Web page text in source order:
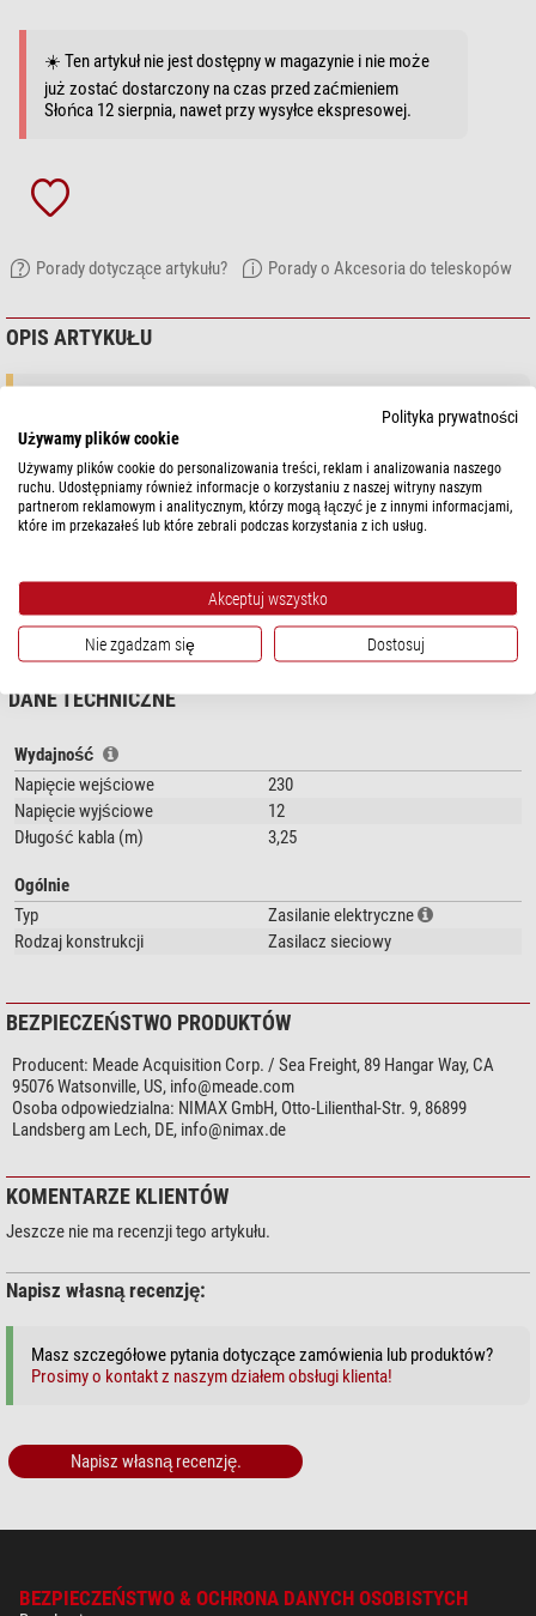
☀️ Ten artykuł nie jest dostępny w magazynie i nie może
już zostać dostarczony na czas przed zaćmieniem
Słońca 12 sierpnia, nawet przy wysyłce ekspresowej.
Porady dotyczące artykułu? Porady o Akcesoria do teleskopów
OPIS ARTYKUŁU
Aby mnieć wtyczkę w standardzie europejskim, należy zamówić
artykuł Meade Zasilacz sieciowy 230V / 12V 5A
otrzymasz adapter, który może być bardzo użyteczny w podróży.
DS-2000
ETX-90/105/125
Lightswitch
LX85
LX90
LX200
LX400
pokaż więcej...
DANE TECHNICZNE
Wydajność
Napięcie wejściowe
230
Napięcie wyjściowe
12
Długość kabla (m)
3,25
Ogólnie
Typ
Zasilanie elektryczne
Rodzaj konstrukcji
Zasilacz sieciowy
BEZPIECZEŃSTWO PRODUKTÓW
Producent: Meade Acquisition Corp. / Sea Freight, 89 Hangar Way, CA
95076 Watsonville, US, info@meade.com
Osoba odpowiedzialna: NIMAX GmbH, Otto-Lilienthal-Str. 9, 86899
Landsberg am Lech, DE, info@nimax.de
KOMENTARZE KLIENTÓW
Jeszcze nie ma recenzji tego artykułu.
Napisz własną recenzję:
Masz szczegółowe pytania dotyczące zamówienia lub produktów?
Prosimy o kontakt z naszym działem obsługi klienta!
Napisz własną recenzję.
BEZPIECZEŃSTWO & OCHRONA DANYCH OSOBISTYCH
Polityka prywatności
Używamy plików cookie
Używamy plików cookie do personalizowania treści, reklam i analizowania naszego
ruchu. Udostępniamy również informacje o korzystaniu z naszej witryny naszym
partnerom reklamowym i analitycznym, którzy mogą łączyć je z innymi informacjami,
które im przekazałeś lub które zebrali podczas korzystania z ich usług.
Akceptuj wszystko
Nie zgadzam się Dostosuj